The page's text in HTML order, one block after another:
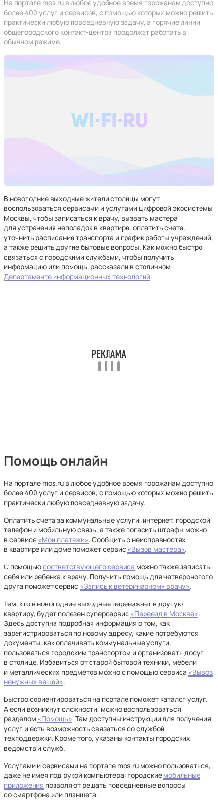
На портале mos.ru в любое удобное время горожанам доступно
более 400 услуг и сервисов, с помощью которых можно решить
практически любую повседневную задачу, а горячие линии
общегородского контакт-центра продолжат работать в
обычном режиме.
В новогодние выходные жители столицы могут
воспользоваться сервисами и услугами цифровой экосистемы
Москвы, чтобы записаться к врачу, вызвать мастера
для устранения неполадок в квартире, оплатить счета,
уточнить расписание транспорта и график работы учреждений,
а также решить другие бытовые вопросы. Как можно быстро
связаться с городскими службами, чтобы получить
информацию или помощь, рассказали в столичном
Департаменте информационных технологий.
Помощь онлайн
На портале mos.ru в любое удобное время горожанам доступно
более 400 услуг и сервисов, с помощью которых можно решить
практически любую повседневную задачу.
Оплатить счета за коммунальные услуги, интернет, городской
телефон и мобильную связь, а также погасить штрафы можно
в сервисе «Мои платежи». Сообщить о неисправностях
в квартире или доме поможет сервис «Вызов мастера».
С помощьюсоответствующего сервиса можно также записать
себя или ребенка к врачу. Получить помощь для четвероногого
друга поможет сервис «Запись к ветеринарному врачу».
Тем, кто в новогодние выходные переезжает в другую
квартиру, будет полезен суперсервис «Переезд в Москве».
Здесь доступна подробная информация о том, как
зарегистрироваться по новому адресу, какие потребуются
документы, как оплачивать коммунальные услуги,
пользоваться городским транспортом и организовать досуг
в столице. Избавиться от старой бытовой техники, мебели
и металлических предметов можно с помощью сервиса «Вывоз
ненужных вещей».
Быстро сориентироваться на портале поможет каталог услуг.
А если возникнут сложности, можно воспользоваться
разделом «Помощь». Там доступны инструкции для получения
услуг и есть возможность связаться со службой
техподдержки. Кроме того, указаны контакты городских
ведомств и служб.
Услугами и сервисами на портале mos.ru можно пользоваться,
даже не имея под рукой компьютера: городские мобильные
приложения позволяют решать повседневные вопросы
со смартфона или планшета.